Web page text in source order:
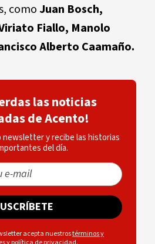
comoJuan Bosch,
Fiallo, Manolo
Alberto Caamaño.
las noticias
de Acento!
y recibe las historias
del día.
acepta nuestrostérminos y